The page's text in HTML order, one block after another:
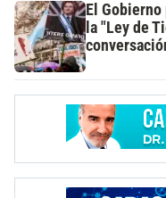
El
la "Ley de